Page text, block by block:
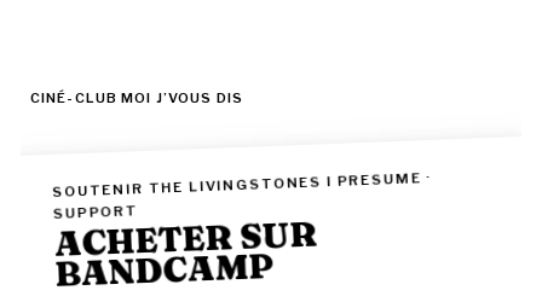
CINÉ-CLUB MOI J’VOUS DIS
SOUTENIR THE LIVINGSTONES I PRESUME ·
SUPPORT
ACHETER SUR
BANDCAMP